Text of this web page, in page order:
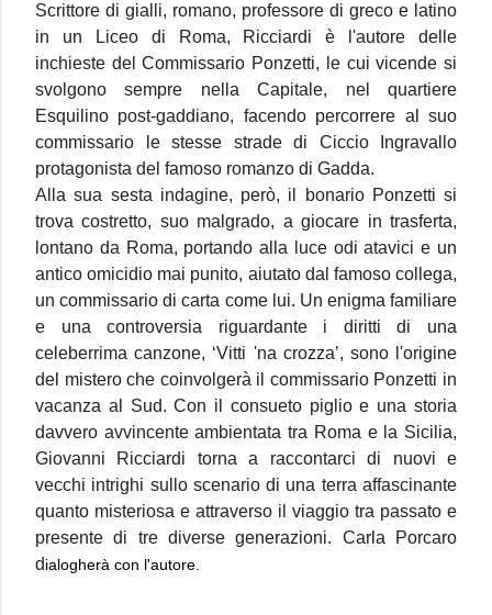
Scrittore di gialli, romano, professore di greco e latino
in un Liceo di Roma, Ricciardi è l'autore delle
inchieste del Commissario Ponzetti, le cui vicende si
svolgono sempre nella Capitale, nel quartiere
Esquilino post-gaddiano, facendo percorrere al suo
commissario le stesse strade di Ciccio Ingravallo
protagonista del famoso romanzo di Gadda.
Alla sua sesta indagine, però, il bonario Ponzetti si
trova costretto, suo malgrado, a giocare in trasferta,
lontano da Roma, portando alla luce odi atavici e un
antico omicidio mai punito, aiutato dal famoso collega,
un commissario di carta come lui. Un enigma familiare
e una controversia riguardante i diritti di una
celeberrima canzone, ‘Vitti 'na crozza’, sono l'origine
del mistero che coinvolgerà il commissario Ponzetti in
vacanza al Sud. Con il consueto piglio e una storia
davvero avvincente ambientata tra Roma e la Sicilia,
Giovanni Ricciardi torna a raccontarci di nuovi e
vecchi intrighi sullo scenario di una terra affascinante
quanto misteriosa e attraverso il viaggio tra passato e
presente di tre diverse generazioni. Carla Porcaro
dialogherà con l'autore.